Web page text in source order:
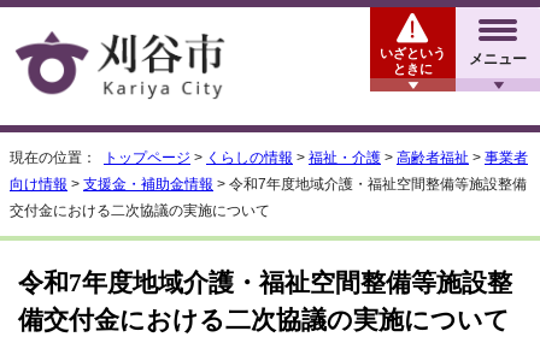
メニュー
いざという
ときに
現在の位置： トップページ > くらしの情報 > 福祉・介護 > 高齢者福祉 > 事業者
向け情報 > 支援金・補助金情報 > 令和7年度地域介護・福祉空間整備等施設整備
交付金における二次協議の実施について
令和7年度地域介護・福祉空間整備等施設整
備交付金における二次協議の実施について